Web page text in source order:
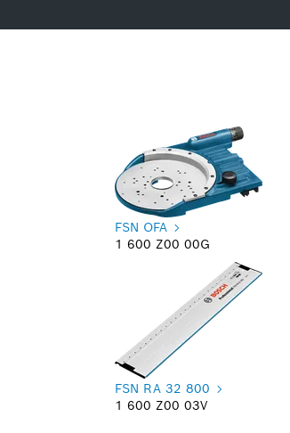
FSN OFA
1 600 Z00 00G
FSN RA 32 800
1 600 Z00 03V